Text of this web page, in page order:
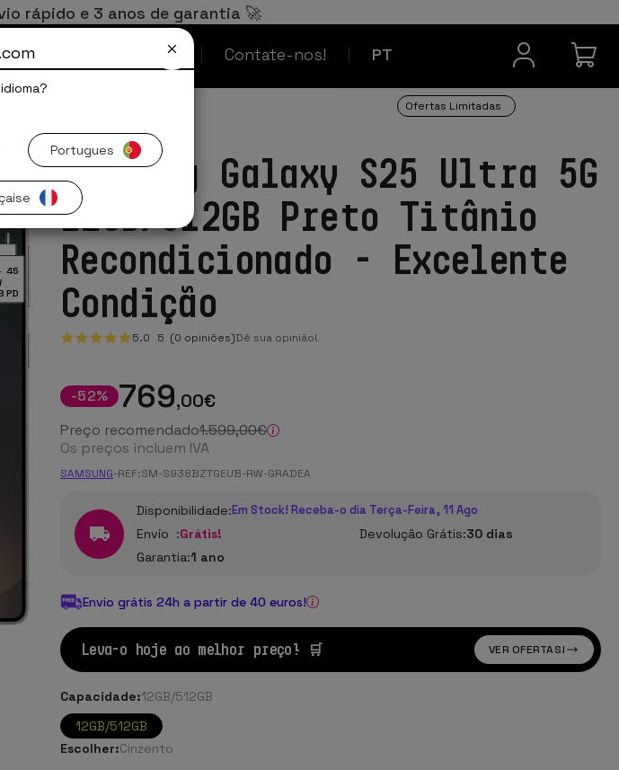
rápido e 3 anos de garantia 🚀
PT
Ofertas Limitadas Contate-nos!
Contacto
Ofertas Limitadas
- 45
PD
Samsung Galaxy S25 Ultra 5G
12GB/512GB Preto Titânio
Recondicionado - Excelente
Condição
5.0 5 (0 opiniões)Dê sua opinião!
-52% 769,00€
Preço recomendado1.599,00€
Os preços incluem IVA
SAMSUNG-REF:SM-S938BZTGEUB-RW-GRADEA
Disponibilidade:Em Stock! Receba-o dia Terça-Feira, 11 Ago
Envío :Grátis! Devolução Grátis:30 dias
Garantia:1 ano
Envio grátis 24h a partir de 40 euros!
Leva-o hoje ao melhor preço! 🛒 VER OFERTAS!
Capacidade:12GB/512GB
12GB/512GB
Escolher:Cinzento
Portugues